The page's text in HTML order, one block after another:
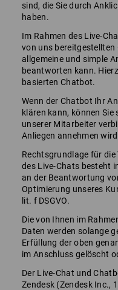
sind, die Sie durch
haben.
Im Rahmen des Live-
von uns
allgemeine und simple
beantworten kann.
basierten Chatbot.
Wenn der Chatbot Ihr
klären kann, können
unserer Mitarbeiter
Anliegen annehmen
Rechtsgrundlage für
des Live-Chats besteht
an der Beantwortung
Optimierung unseres
lit. f DSGVO.
Die von Ihnen im
Daten werden solange
Erfüllung der oben
im Anschluss gelöscht
Der Live-Chat und
Zendesk (Zendesk Inc.,